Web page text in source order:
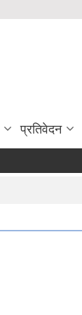
प्रतिवेदन